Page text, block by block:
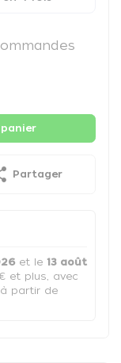
Partager
et le 13 août
et plus, avec
partir de